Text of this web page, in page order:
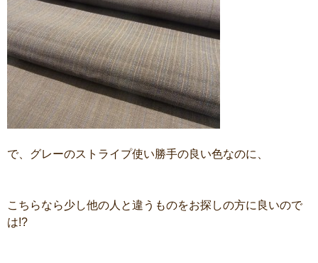
で、グレーのストライプ使い勝手の良い色なのに、
こちらなら少し他の人と違うものをお探しの方に良いので
は!?